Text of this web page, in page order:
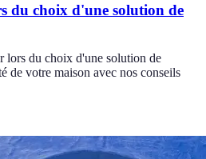
du choix d'une solution de
lors du choix d'une solution de
de votre maison avec nos conseils